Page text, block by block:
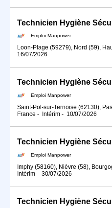
Emploi Manpower
Loon-Plage (59279), Nord (59),
16/07/2026
Emploi Manpower
Saint-Pol-sur-Ternoise (62130),
France - Intérim - 10/07/2026
Emploi Manpower
Imphy (58160), Nièvre (58),
Intérim - 30/07/2026